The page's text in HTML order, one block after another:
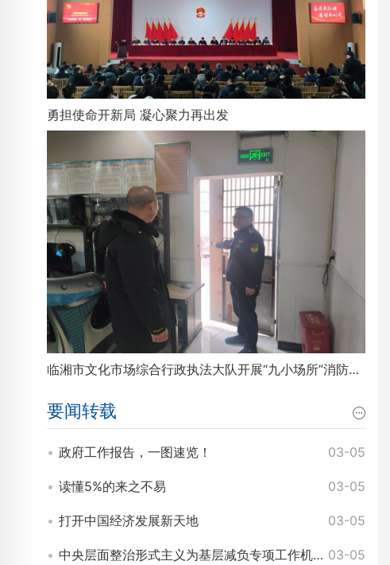
勇担使命开新局 凝心聚力再出发
临湘市文化市场综合行政执法大队开展“九小场所”消防安全排查整治工作
要闻转载
政府工作报告，一图速览！ 03-05
读懂5%的来之不易 03-05
打开中国经济发展新天地 03-05
中央层面整治形式主义为基层减负专项工作机制办公室 中央纪委办公厅公开通报3起整治形式主义为基层减负典型问题 03-05